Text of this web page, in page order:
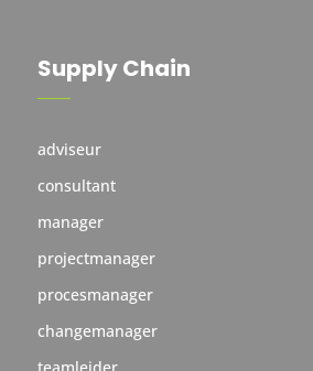
Supply Chain
adviseur
consultant
manager
projectmanager
procesmanager
changemanager